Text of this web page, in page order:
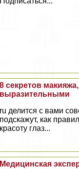
8 секретов
выразительными
ru делится с вами
подскажут, как
красоту глаз...
Медицинская